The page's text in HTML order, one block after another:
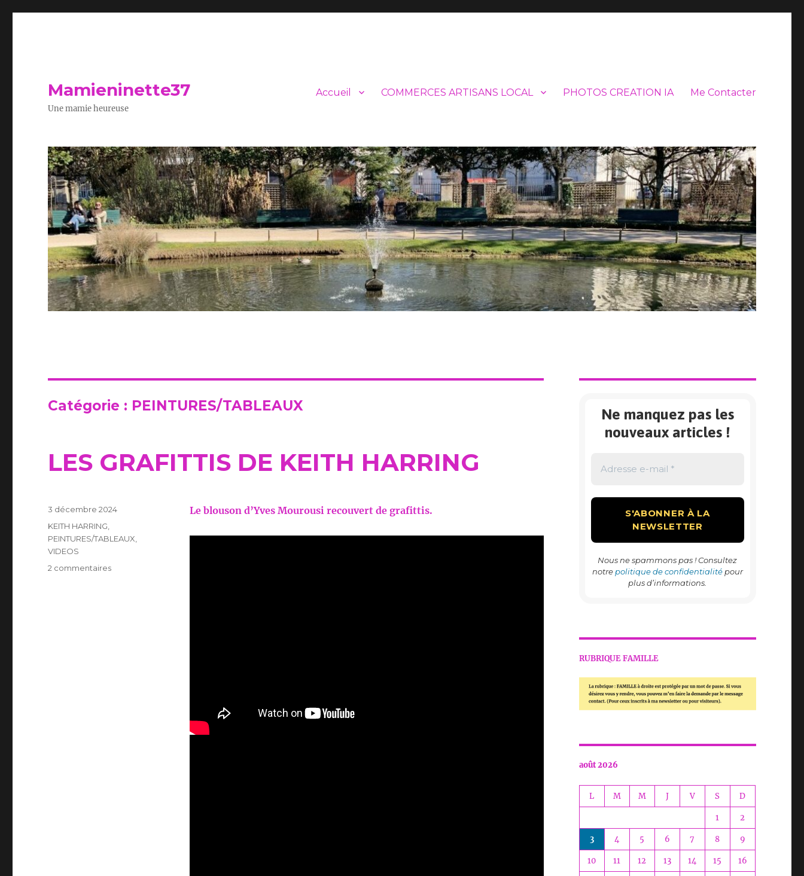
Mamieninette37
Une mamie heureuse
Accueil COMMERCES ARTISANS LOCAL PHOTOS CREATION IA Me Contacter
Catégorie : PEINTURES/TABLEAUX
LES GRAFITTIS DE KEITH HARRING
Le blouson d’Yves Mourousi recouvert de grafittis.
Publié
3 décembre 2024
Catégories
KEITH HARRING
PEINTURES/TABLEAUX
VIDEOS
2 commentairessur
Ne manquez pas les
nouveaux articles !
Nous ne spammons pas ! Consultez
notre politique de confidentialitépour
plus d’informations.
RUBRIQUE FAMILLE
août 2026
L M M J V S D
1 2
3 4 5 6 7 8 9
10 11 12 13 14 15 16